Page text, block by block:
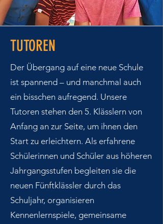
TUTOREN
Der Übergang auf eine neue Schule
ist spannend – und manchmal auch
ein bisschen aufregend. Unsere
Tutoren stehen den 5. Klässlern von
Anfang an zur Seite, um ihnen den
Start zu erleichtern. Als erfahrene
Schülerinnen und Schüler aus höheren
Jahrgangsstufen begleiten sie die
neuen Fünftklässler durch das
Schuljahr, organisieren
Kennenlernspiele, gemeinsame